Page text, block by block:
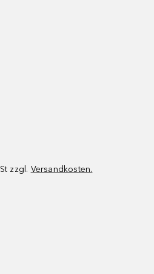
zzgl. Versandkosten.